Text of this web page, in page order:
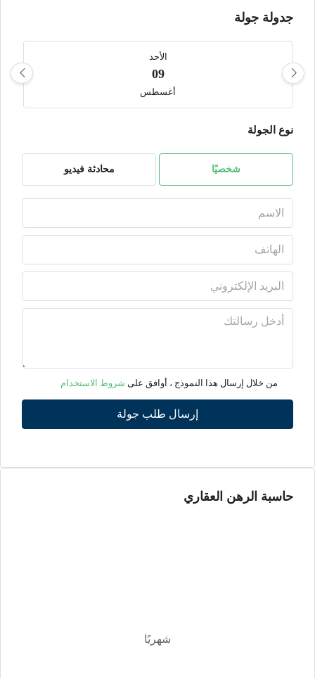
جدولة جولة
الأحد
09
أغسطس
12
13
أغسطس
الجمعة
أغسطس
نوع الجولة
شخصيًا محادثة فيديو
من خلال إرسال هذا النموذج ، أوافق على شروط الاستخدام
إرسال طلب جولة
حاسبة الرهن العقاري
شهريًا